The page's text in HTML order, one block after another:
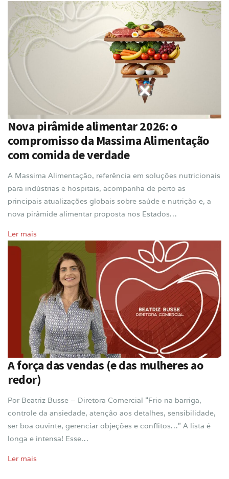
Nova pirâmide alimentar 2026: o
compromisso da Massima Alimentação
com comida de verdade
A Massima Alimentação, referência em soluções nutricionais
para indústrias e hospitais, acompanha de perto as
principais atualizações globais sobre saúde e nutrição e, a
nova pirâmide alimentar proposta nos Estados…
Ler mais
A força das vendas (e das mulheres ao
redor)
Por Beatriz Busse – Diretora Comercial “Frio na barriga,
controle da ansiedade, atenção aos detalhes, sensibilidade,
ser boa ouvinte, gerenciar objeções e conflitos…” A lista é
longa e intensa! Esse…
Ler mais